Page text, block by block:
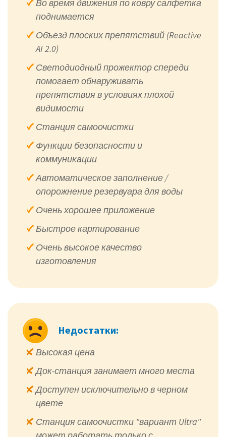
Во время движения по ковру салфетка
поднимается
Объезд плоских препятствий (Reactive
AI 2.0)
Светодиодный прожектор спереди
помогает обнаруживать
препятствия в условиях плохой
видимости
Станция самоочистки
Функции безопасности и
коммуникации
Автоматическое заполнение /
опорожнение резервуара для воды
Очень хорошее приложение
Быстрое картирование
Очень высокое качество
изготовления
Недостатки:
Высокая цена
Док-станция занимает много места
Доступен исключительно в черном
цвете
Станция самоочистки "вариант Ultra"